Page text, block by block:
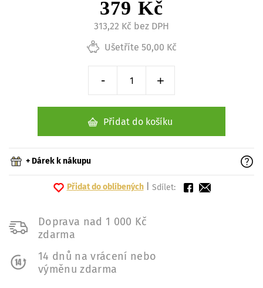
379 Kč
313,22 Kč bez DPH
Ušetříte 50,00 Kč
Snížit o 1 kus
-
Zvýšit o 1 kus
+
Přidat do košíku
+ Dárek k nákupu
Přidat do oblíbených Sdílet:
Doprava nad 1 000 Kč
zdarma
14 dnů na vrácení nebo
výměnu zdarma